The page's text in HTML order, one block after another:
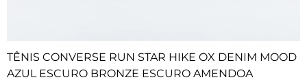
TÊNIS CONVERSE RUN STAR HIKE OX DENIM MOOD
AZUL ESCURO BRONZE ESCURO AMENDOA